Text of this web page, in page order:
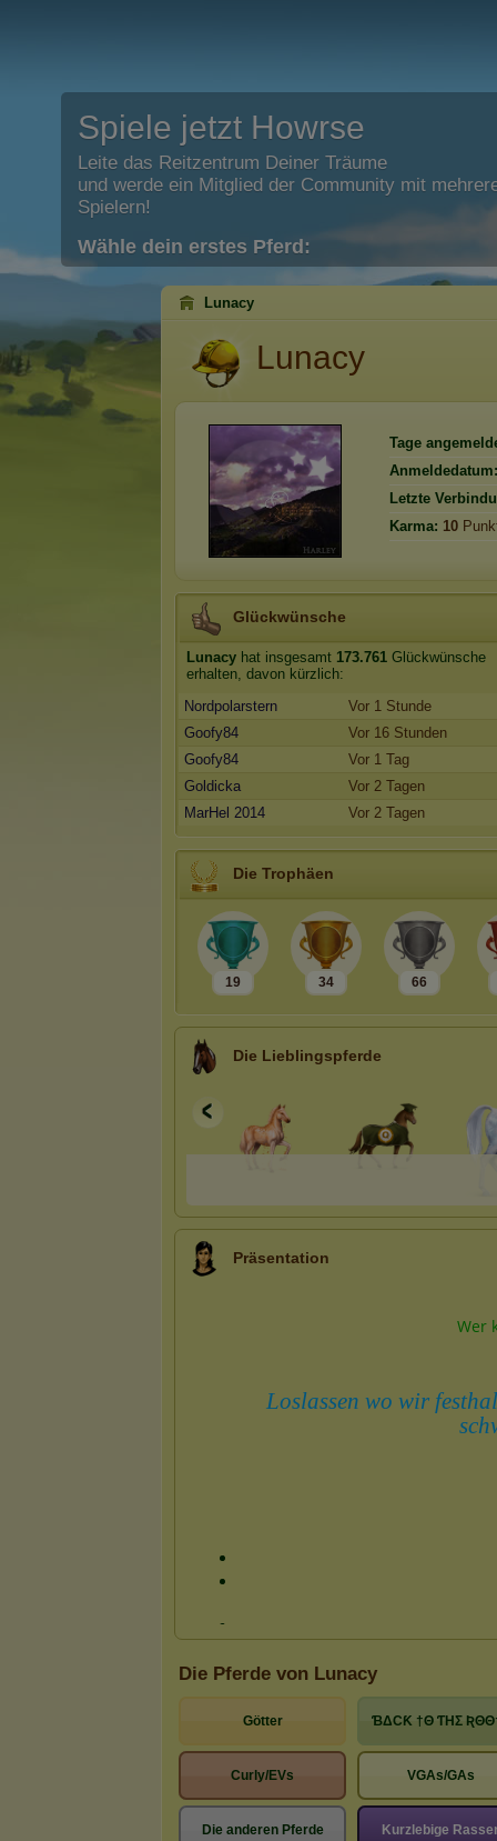
Spiele jetzt Howrse
Leite das Reitzentrum Deiner Träume
und werde ein Mitglied der Community mit
Spielern!
Wähle dein erstes Pferd:
Lunacy
Lunacy
Tage
Anmeldedatum:
Letzte
Karma: 10
Glückwünsche
Lunacy hat insgesamt 173.761 Glückwünsche
erhalten, davon kürzlich:
Nordpolarstern
Vor 1 Stunde
Goofy84
Vor 16 Stunden
Goofy84
Vor 1 Tag
Goldicka
Vor 2 Tagen
MarHel 2014
Vor 2 Tagen
Die Trophäen
19 34 66
Die Lieblingspferde
Präsentation
Die Pferde von Lunacy
Götter ƁΔCƘ †Θ ƬHΣ
Curly/EVs VGAs/GAs
Die anderen Pferde Kurzlebige